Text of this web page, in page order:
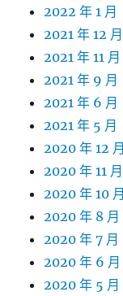
2022 年 1 月
2021 年 12 月
2021 年 11 月
2021 年 9 月
2021 年 6 月
2021 年 5 月
2020 年 12 月
2020 年 11 月
2020 年 10 月
2020 年 8 月
2020 年 7 月
2020 年 6 月
2020 年 5 月